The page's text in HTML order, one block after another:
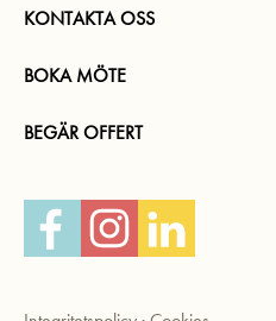
KONTAKTA OSS
BOKA MÖTE
BEGÄR OFFERT
FacebookInstagram
LinkedIn